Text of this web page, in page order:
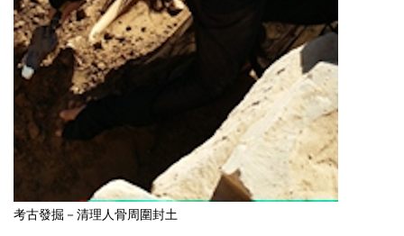
考古發掘－清理人骨周圍封土